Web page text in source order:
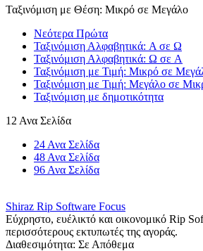
Ταξινόμιση με Θέση: Μικρό σε Μεγάλο
Νεότερα Πρώτα
Ταξινόμιση Αλφαβητικά: A σε Ω
Ταξινόμιση Αλφαβητικά: Ω σε A
Ταξινόμιση με Τιμή: Μικρό σε
Ταξινόμιση με Τιμή: Μεγάλο σε
Ταξινόμιση με δημοτικότητα
12 Ανα Σελίδα
24 Ανα Σελίδα
48 Ανα Σελίδα
96 Ανα Σελίδα
Shiraz Rip Software Focus
Εύχρηστο, ευέλικτό και οικονομικό Rip
περισσότερους εκτυπωτές της αγοράς.
Διαθεσιμότητα: Σε Απόθεμα